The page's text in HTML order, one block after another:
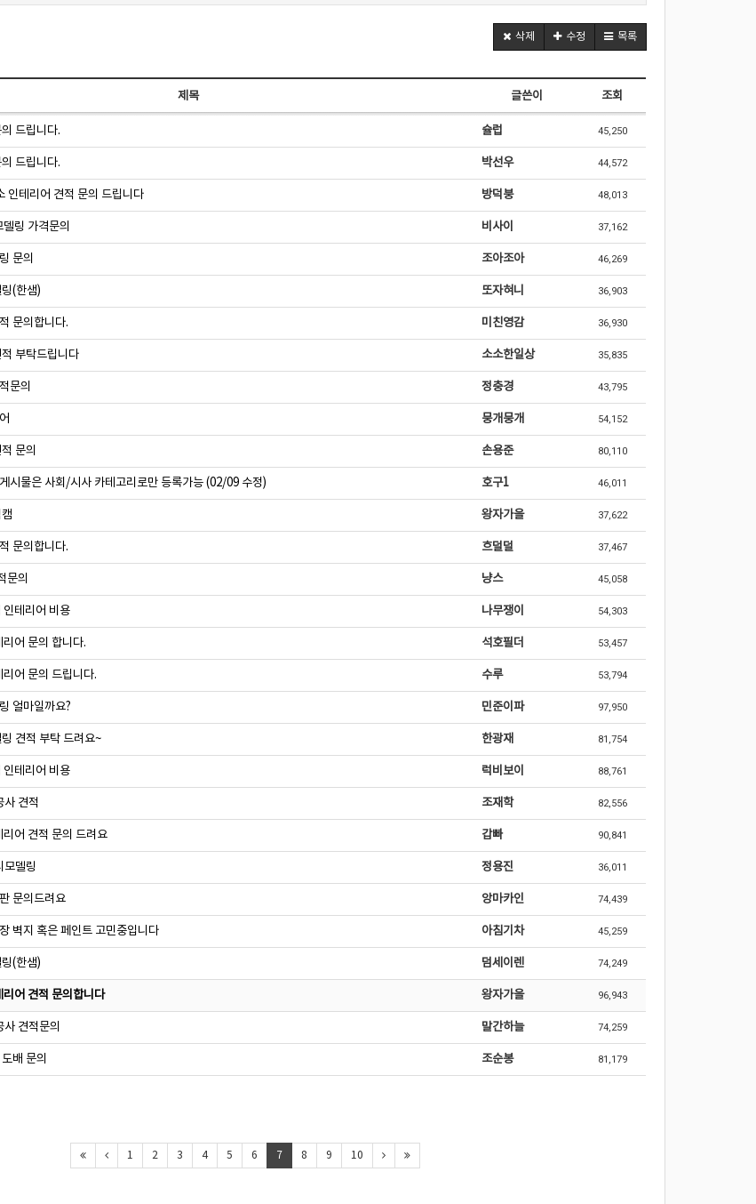
삭제 수정 목록
제목 글쓴이 조회
드립니다. 슐럽 45,250
드립니다. 박선우 44,572
인테리어 견적 문의 드립니다 방덕붕 48,013
링 가격문의 비사이 37,162
문의 조아조아 46,269
(한샘) 또자혀니 36,903
문의합니다. 미친영감 36,930
부탁드립니다 소소한일상 35,835
문의 정충경 43,795
뭉개뭉개 54,152
문의 손용준 80,110
시물은 사회/시사 카테고리로만 등록가능 (02/09 수정) 호구1 46,011
왕자가을 37,622
문의합니다. 흐덜덜 37,467
문의 냥스 45,058
인테리어 비용 나무쟁이 54,303
어 문의 합니다. 석호필더 53,457
어 문의 드립니다. 수루 53,794
얼마일까요? 민준이파 97,950
견적 부탁 드려요~ 한광재 81,754
인테리어 비용 럭비보이 88,761
사 견적 조재학 82,556
어 견적 문의 드려요 갑빠 90,841
모델링 정용진 36,011
문의드려요 앙마카인 74,439
벽지 혹은 페인트 고민중입니다 아침기차 45,259
(한샘) 덤세이렌 74,249
어 견적 문의합니다 왕자가을 96,943
견적문의 말간하늘 74,259
배 문의 조순봉 81,179
1 2 3 4 5 6 7 8 9 10